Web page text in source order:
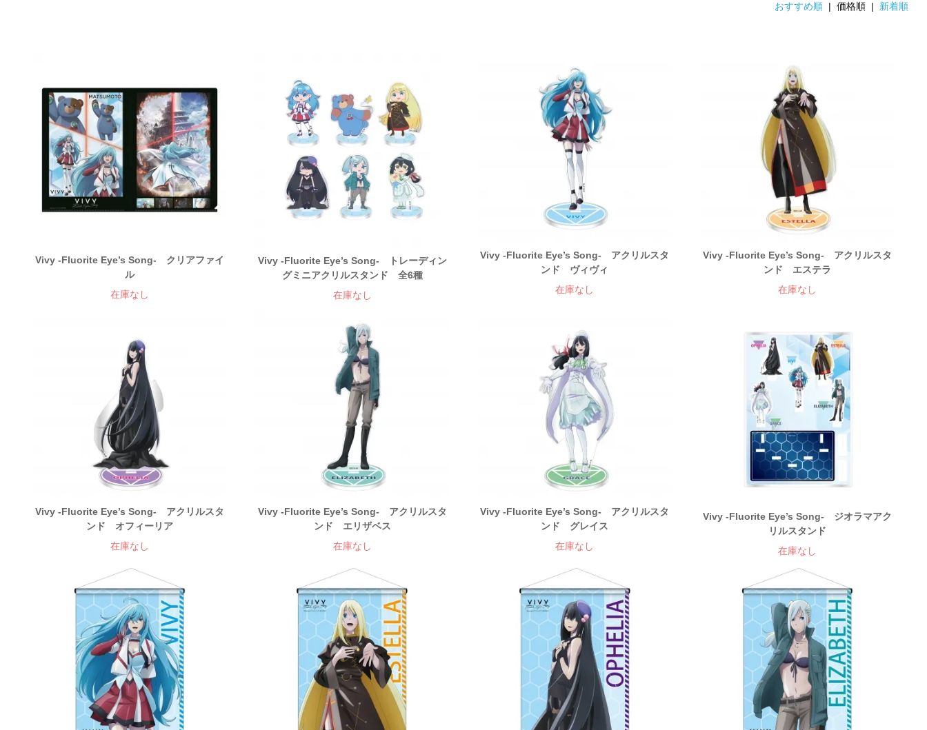
おすすめ順 | 価格順 | 新着順
Vivy -Fluorite Eye’s Song- クリアファイ
ル
在庫なし
Vivy -Fluorite Eye’s Song- トレーディン
グミニアクリルスタンド 全6種
在庫なし
Vivy -Fluorite Eye’s Song- アクリルスタ
ンド ヴィヴィ
在庫なし
Vivy -Fluorite Eye’s Song- アクリルスタ
ンド エステラ
在庫なし
Vivy -Fluorite Eye’s Song- アクリルスタ
ンド オフィーリア
在庫なし
Vivy -Fluorite Eye’s Song- アクリルスタ
ンド エリザベス
在庫なし
Vivy -Fluorite Eye’s Song- アクリルスタ
ンド グレイス
在庫なし
Vivy -Fluorite Eye’s Song- ジオラマアク
リルスタンド
在庫なし